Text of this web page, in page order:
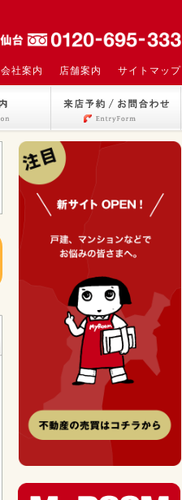
会社案内 店舗案内 サイトマップ